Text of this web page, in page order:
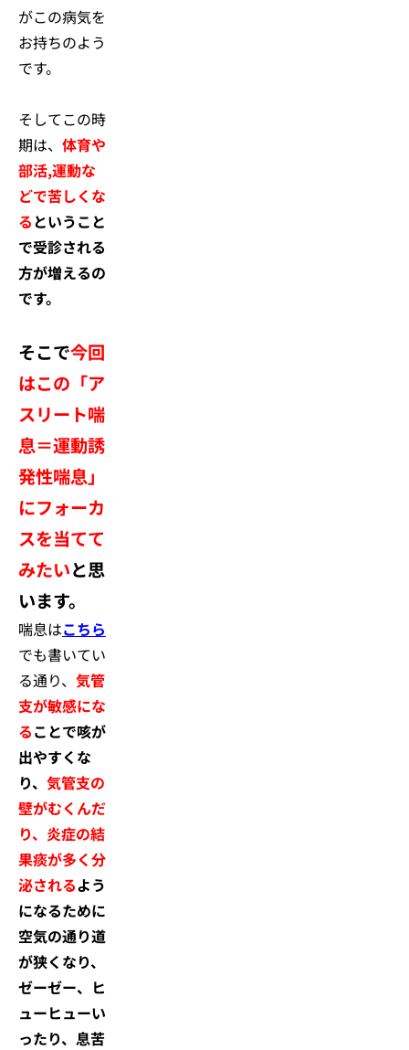
がこの病気を
お持ちのよう
です。
そしてこの時
期は、 体育や
部活,運動な
どで苦しくな
るということ
で受診される
方が増えるの
です。
そこで今回
はこの「ア
スリート喘
息＝運動誘
発性喘息」
にフォーカ
スを当てて
みたいと思
います。
喘息はこちら
でも書いてい
る通り、 気管
支が敏感にな
ることで咳が
出やすくな
り、 気管支の
壁がむくんだ
り、炎症の結
果痰が多く分
泌されるよう
になるために
空気の通り道
が狭くなり、
ゼーゼー、ヒ
ューヒューい
ったり、息苦